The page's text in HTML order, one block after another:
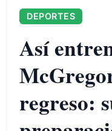
DEPORTES
Así
regreso: